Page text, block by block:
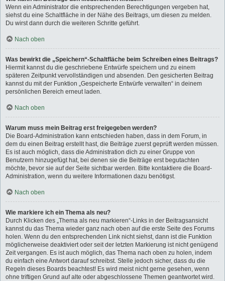
Wenn ein Administrator die entsprechenden Berechtigungen vergeben hat,
siehst du eine Schaltfläche in der Nähe des Beitrags, um diesen zu melden.
Du wirst dann durch die weiteren Schritte geführt.
Nach oben
Was bewirkt die „Speichern“-Schaltfläche beim Schreiben eines Beitrags?
Hiermit kannst du die geschriebene Entwürfe speichern und zu einem
späteren Zeitpunkt vervollständigen und absenden. Den gesicherten Beitrag
kannst du mit der Funktion „Gespeicherte Entwürfe verwalten“ in deinem
persönlichen Bereich erneut laden.
Nach oben
Warum muss mein Beitrag erst freigegeben werden?
Die Board-Administration kann entschieden haben, dass in dem Forum, in
dem du einen Beitrag erstellt hast, die Beiträge zuerst geprüft werden müssen.
Es ist auch möglich, dass die Administration dich zu einer Gruppe von
Benutzern hinzugefügt hat, bei denen sie die Beiträge erst begutachten
möchte, bevor sie auf der Seite sichtbar werden. Bitte kontaktiere die Board-
Administration, wenn du weitere Informationen dazu benötigst.
Nach oben
Wie markiere ich ein Thema als neu?
Durch Klicken des „Thema als neu markieren“-Links in der Beitragsansicht
kannst du das Thema wieder ganz nach oben auf die erste Seite des Forums
holen. Wenn du den entsprechenden Link nicht siehst, dann ist die Funktion
möglicherweise deaktiviert oder seit der letzten Markierung ist nicht genügend
Zeit vergangen. Es ist auch möglich, das Thema nach oben zu holen, indem
du einfach eine Antwort darauf schreibst. Stelle jedoch sicher, dass du die
Regeln dieses Boards beachtest! Es wird meist nicht gerne gesehen, wenn
ohne triftigen Grund auf alte oder abgeschlossene Themen geantwortet wird.